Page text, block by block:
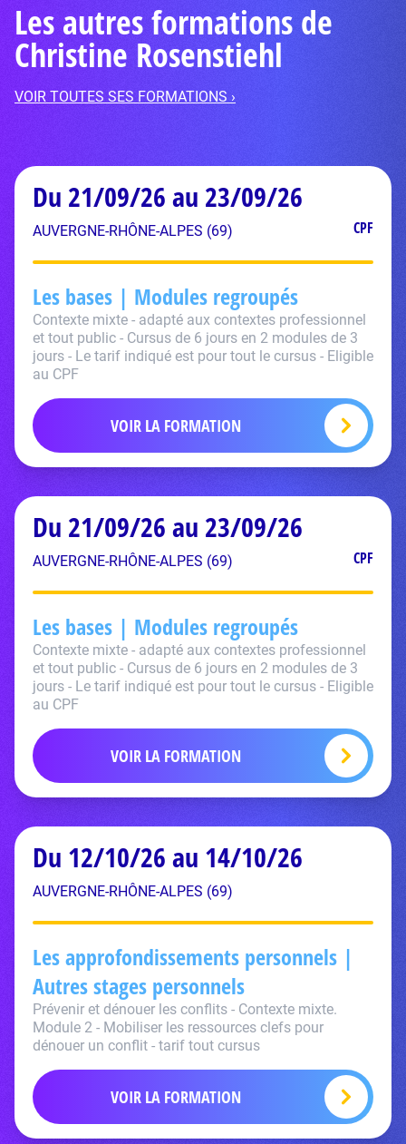
Les autres formations de
Christine Rosenstiehl
VOIR TOUTES SES FORMATIONS ›
Du 21/09/26 au 23/09/26
AUVERGNE-RHÔNE-ALPES (69) CPF
Les bases | Modules regroupés
Contexte mixte - adapté aux contextes professionnel
et tout public - Cursus de 6 jours en 2 modules de 3
jours - Le tarif indiqué est pour tout le cursus - Eligible
au CPF
VOIR LA FORMATION
Du 21/09/26 au 23/09/26
AUVERGNE-RHÔNE-ALPES (69) CPF
Les bases | Modules regroupés
Contexte mixte - adapté aux contextes professionnel
et tout public - Cursus de 6 jours en 2 modules de 3
jours - Le tarif indiqué est pour tout le cursus - Eligible
au CPF
VOIR LA FORMATION
Du 12/10/26 au 14/10/26
AUVERGNE-RHÔNE-ALPES (69)
Les approfondissements personnels |
Autres stages personnels
Prévenir et dénouer les conflits - Contexte mixte.
Module 2 - Mobiliser les ressources clefs pour
dénouer un conflit - tarif tout cursus
VOIR LA FORMATION